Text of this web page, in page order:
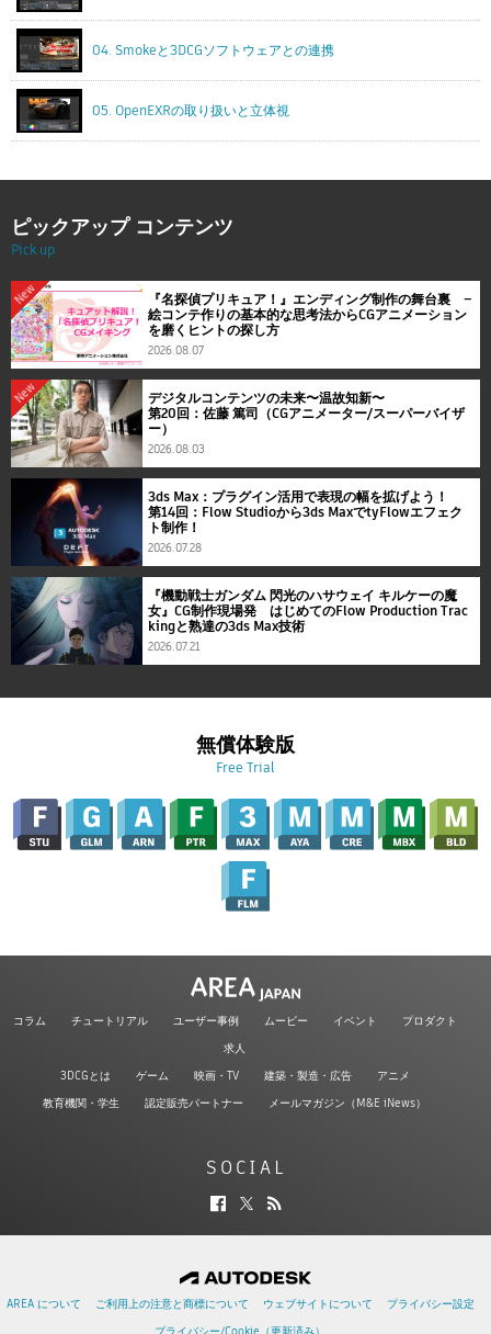
04. Smokeと3DCGソフトウェアとの連携
05. OpenEXRの取り扱いと立体視
ピックアップ コンテンツ
Pick up
New
『名探偵プリキュア！』エンディング制作の舞台裏 ―
絵コンテ作りの基本的な思考法からCGアニメーション
を磨くヒントの探し方
2026.08.07
New
デジタルコンテンツの未来〜温故知新〜
第20回：佐藤 篤司（CGアニメーター/スーパーバイザ
ー）
2026.08.03
3ds Max：プラグイン活用で表現の幅を拡げよう！
第14回：Flow Studioから3ds MaxでtyFlowエフェク
ト制作！
2026.07.28
『機動戦士ガンダム 閃光のハサウェイ キルケーの魔
女』CG制作現場発 はじめてのFlow Production Trac
kingと熟達の3ds Max技術
2026.07.21
無償体験版
Free Trial
コラム チュートリアル ユーザー事例 ムービー イベント
プロダクト
求人
3DCGとは
ゲーム 映画・TV 建築・製造・広告
アニメ
教育機関・学生
認定販売パートナー メールマガジン（M&E iNews）
SOCIAL
AREA について ご利用上の注意と商標について ウェブサイトについて
プライバシー設定